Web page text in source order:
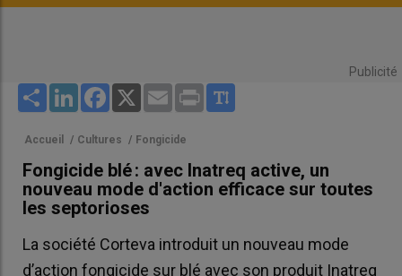
Publicité
Share LinkedInFacebook
X Email Print
Accueil / Cultures / Fongicide
Fongicide blé : avec Inatreq active, un
nouveau mode d'action efficace sur toutes
les septorioses
La société Corteva introduit un nouveau mode
d’action fongicide sur blé avec son produit Inatreq